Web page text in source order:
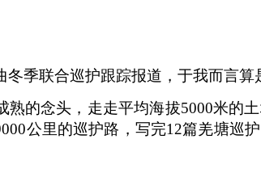
季联合巡护跟踪报道，于我而言算
熟的念头，走走平均海拔5000米的
公里的巡护路，写完12篇羌塘巡